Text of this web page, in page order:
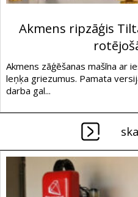
Akmens ripzāģis
Akmens zāģēšanas mašīna ar
leņķa griezumus. Pamata
darba gal...